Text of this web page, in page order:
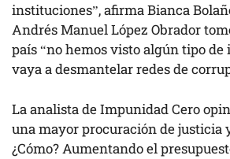
instituciones”, afirma Bianca
Andrés Manuel López Obrador
país “no hemos visto algún tipo
vaya a desmantelar redes de
La analista de Impunidad Cero
una mayor procuración de justicia
¿Cómo? Aumentando el